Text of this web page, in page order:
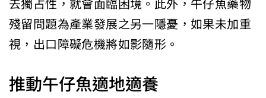
殘留問題為產業發展之另一隱憂，如果未加重
視，出口障礙危機將如影隨形。
推動午仔魚適地適養